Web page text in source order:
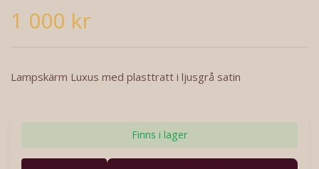
1 000 kr
Lampskärm Luxus med plasttratt i ljusgrå satin
Finns i lager